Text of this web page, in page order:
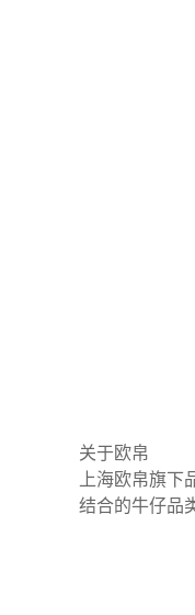
关于欧帛
上海欧帛旗
结合的牛仔品